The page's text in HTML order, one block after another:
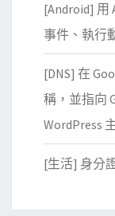
[Android] 用
事件、執行
[DNS] 在
稱，並指向
WordPress
[生活] 身分